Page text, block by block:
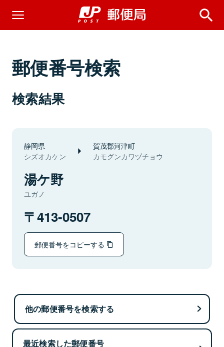
郵便番号検索
検索結果
静岡県
シズオカケン
賀茂郡河津町
カモグンカワヅチョウ
湯ケ野
ユガノ
413-0507
郵便番号をコピーする
他の郵便番号を検索する
最近検索した郵便番号